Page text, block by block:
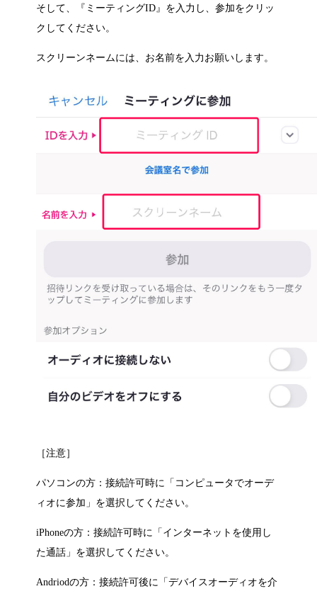
そして、『 ミーティングID』を入力し、参加をクリッ
クしてください。
スクリーンネームには、お名前を入力お願いします。
［注意］
パソコンの方：接続許可時に「コンピュータでオーデ
ィオに参加」を選択してください。
iPhoneの方：接続許可時に「インターネットを使用し
た通話」を選択してください。
Andriodの方：接続許可後に「デバイスオーディオを介